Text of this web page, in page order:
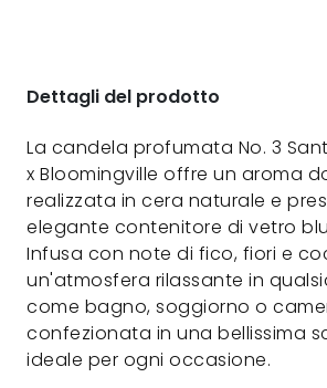
Dettagli del prodotto
La candela profumata No. 3
x Bloomingville offre un aroma
realizzata in cera naturale e
elegante contenitore di vetro
Infusa con note di fico, fiori e
un'atmosfera rilassante in
come bagno, soggiorno o
confezionata in una bellissima
ideale per ogni occasione.